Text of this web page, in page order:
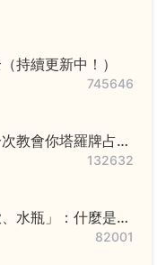
持續更新中！）
745646
教會你塔羅牌占卜
抽牌、排牌陣！
132632
水瓶」：什麼是固
追？
82001